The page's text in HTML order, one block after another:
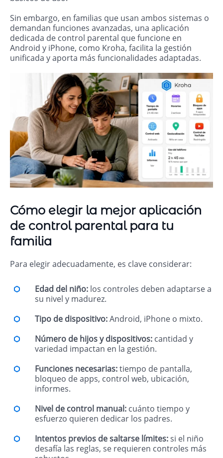
Sin embargo, en familias que usan ambos sistemas o
demandan funciones avanzadas, una aplicación
dedicada de control parental que funcione en
Android y iPhone, como Kroha, facilita la gestión
unificada y aporta más funcionalidades adaptadas.
Cómo elegir la mejor aplicación
de control parental para tu
familia
Para elegir adecuadamente, es clave considerar:
Edad del niño: los controles deben adaptarse a
su nivel y madurez.
Tipo de dispositivo:Android, iPhone o mixto.
Número de hijos y dispositivos: cantidad y
variedad impactan en la gestión.
Funciones necesarias:tiempo de pantalla,
bloqueo de apps, control web, ubicación,
informes.
Nivel de control manual: cuánto tiempo y
esfuerzo quieren dedicar los padres.
Intentos previos de saltarse límites:si el niño
desafía las reglas, se requieren controles más